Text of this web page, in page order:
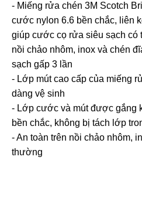
- Miếng rửa chén 3M Scotch
cước nylon 6.6 bền chắc, liên
giúp cước cọ rửa siêu sạch có
nồi chảo nhôm, inox và chén
sạch gấp 3 lần
- Lớp mút cao cấp của miếng
dàng vệ sinh
- Lớp cước và mút được gắng
bền chắc, không bị tách lớp
- An toàn trên nồi chảo nhôm,
thường